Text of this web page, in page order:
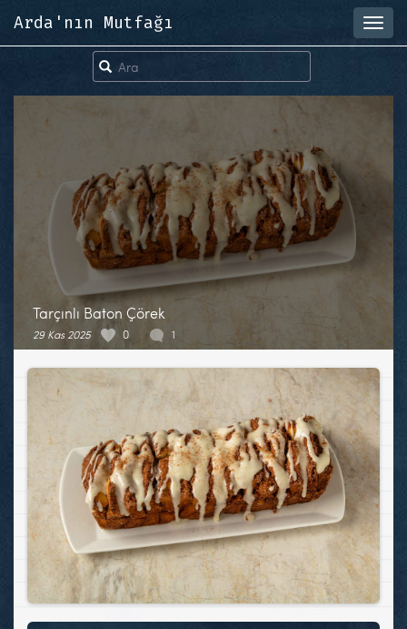
Arda'nın Mutfağı
Tarçınlı Baton Çörek
29 Kas 2025 0 1